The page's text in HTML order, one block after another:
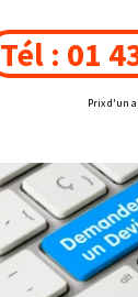
Tél : 01
Prix d'un